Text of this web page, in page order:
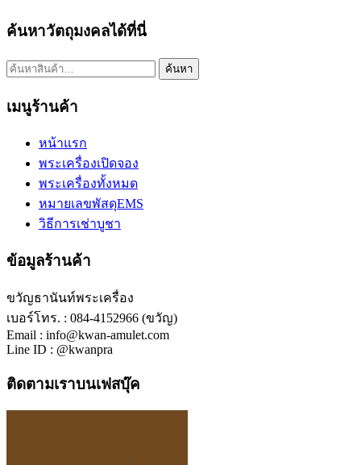
ค้นหาวัตถุมงคลได้ที่นี่
ค้นหา: ค้นหา
เมนูร้านค้า
หน้าแรก
พระเครื่องเปิดจอง
พระเครื่องทั้งหมด
หมายเลขพัสดุEMS
วิธีการเช่าบูชา
ข้อมูลร้านค้า
ขวัญธานันท์พระเครื่อง
เบอร์โทร. : 084-4152966 (ขวัญ)
Email : info@kwan-amulet.com
Line ID : @kwanpra
ติดตามเราบนเฟสบุ๊ค